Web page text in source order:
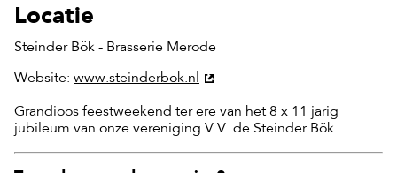
Locatie
Steinder Bök - Brasserie Merode
Website: www.steinderbok.nl
Grandioos feestweekend ter ere van het 8 x 11 jarig
jubileum van onze vereniging V.V. de Steinder Bök